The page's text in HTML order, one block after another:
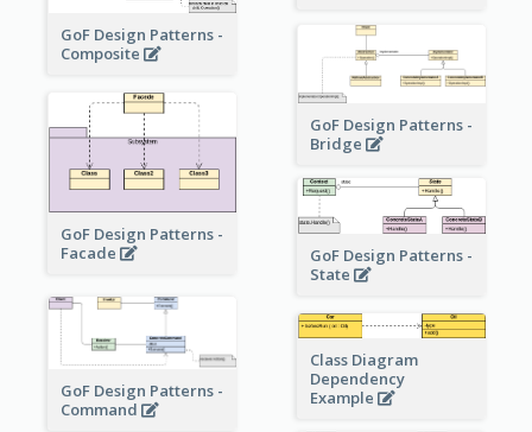
GoF Design Patterns -
Composite
GoF Design Patterns -
Bridge
GoF Design Patterns -
Facade
GoF Design Patterns -
State
GoF Design Patterns -
Command
Class Diagram
Dependency
Example